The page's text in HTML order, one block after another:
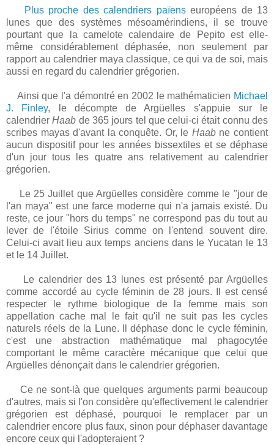
Plus proche des calendriers païenseuropéens de 13
lunes que des systèmes mésoamérindiens, il se trouve
pourtant que la camelote calendaire de Pepito est elle-
même considérablement déphasée, non seulement par
rapport au calendrier maya classique, ce qui va de soi, mais
aussi en regard du calendrier grégorien.
Ainsi que l'a démontré en 2002 le mathématicien Michael
J. Finley, le décompte de Argüelles s'appuie sur le
calendrierHaab de 365 jours tel que celui-ci était connu des
scribes mayas d'avant la conquête. Or, le Haabne contient
aucun dispositif pour les années bissextiles et se déphase
d'un jour tous les quatre ans relativement au calendrier
grégorien.
Le 25 Juillet que Argüelles considère comme le "jour de
l'an maya" est une farce moderne qui n'a jamais existé. Du
reste, ce jour "hors du temps" ne correspond pas du tout au
lever de l'étoile Sirius comme on l'entend souvent dire.
Celui-ci avait lieu aux temps anciens dans le Yucatan le 13
et le 14 Juillet.
Le calendrier des 13 lunes est présenté par Argüelles
comme accordé au cycle féminin de 28 jours. Il est censé
respecter le rythme biologique de la femme mais son
appellation cache mal le fait qu'il ne suit pas les cycles
naturels réels de la Lune. Il déphase donc le cycle féminin,
c'est une abstraction mathématique mal phagocytée
comportant le même caractère mécanique que celui que
Argüelles dénonçait dans le calendrier grégorien.
Ce ne sont-là que quelques arguments parmi beaucoup
d'autres, mais si l'on considère qu'effectivement le calendrier
grégorien est déphasé, pourquoi le remplacer par un
calendrier encore plus faux, sinon pour déphaser davantage
encore ceux qui l'adopteraient ?